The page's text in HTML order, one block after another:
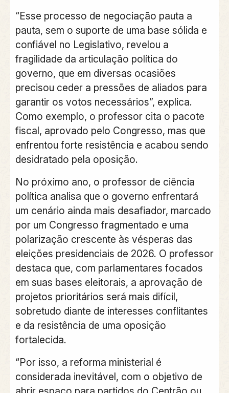
“Esse processo de negociação pauta a
pauta, sem o suporte de uma base sólida e
confiável no Legislativo, revelou a
fragilidade da articulação política do
governo, que em diversas ocasiões
precisou ceder a pressões de aliados para
garantir os votos necessários”, explica.
Como exemplo, o professor cita o pacote
fiscal, aprovado pelo Congresso, mas que
enfrentou forte resistência e acabou sendo
desidratado pela oposição.
No próximo ano, o professor de ciência
política analisa que o governo enfrentará
um cenário ainda mais desafiador, marcado
por um Congresso fragmentado e uma
polarização crescente às vésperas das
eleições presidenciais de 2026. O professor
destaca que, com parlamentares focados
em suas bases eleitorais, a aprovação de
projetos prioritários será mais difícil,
sobretudo diante de interesses conflitantes
e da resistência de uma oposição
fortalecida.
“Por isso, a reforma ministerial é
considerada inevitável, com o objetivo de